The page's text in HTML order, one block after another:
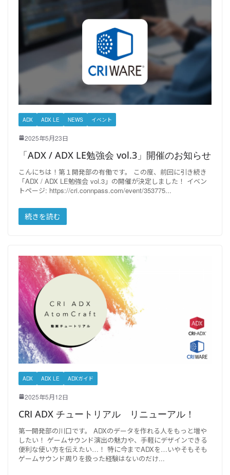
ADX ADX LE NEWS イベント
2025年5月23日
「ADX / ADX LE勉強会 vol.3」開催のお知らせ
こんにちは！第１開発部の有働です。 この度、前回に引き続き
「ADX / ADX LE勉強会 vol.3」の開催が決定しました！ イベン
トページ: https://cri.connpass.com/event/353775
続きを読む
ADX ADX LE ADXガイド
2025年5月12日
CRI ADX チュートリアル リニューアル！
第一開発部の川口です。 ADXのデータを作れる人をもっと増や
したい！ ゲームサウンド演出の魅力や、手軽にデザインできる
便利な使い方を伝えたい…！ 特に今までADXを…いやそもそも
ゲームサウンド周りを扱った経験はないのだけ